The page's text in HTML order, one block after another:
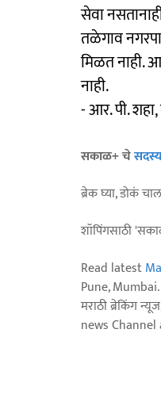
सेवा
तळेगाव
मिळत नाही.
नाही.
- आर. पी.
सकाळ+ चे
ब्रेक घ्या, डोकं
शॉपिंगसाठी
Read latest
Pune,
मराठी ब्रेकिंग
news